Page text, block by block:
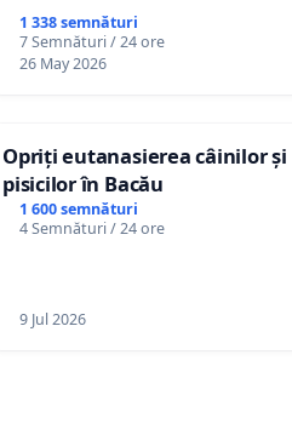
1 338 semnături
7 Semnături / 24 ore
26 May 2026
Opriți eutanasierea câinilor și
pisicilor în Bacău
1 600 semnături
4 Semnături / 24 ore
9 Jul 2026